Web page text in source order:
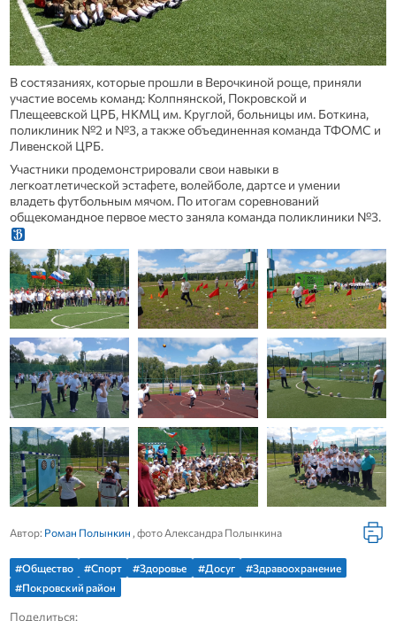
В состязаниях, которые прошли в Верочкиной роще, приняли
участие восемь команд: Колпнянской, Покровской и
Плещеевской ЦРБ, НКМЦ им. Круглой, больницы им. Боткина,
поликлиник №2 и №3, а также объединенная команда ТФОМС и
Ливенской ЦРБ.
Участники продемонстрировали свои навыки в
легкоатлетической эстафете, волейболе, дартсе и умении
владеть футбольным мячом. По итогам соревнований
общекомандное первое место заняла команда поликлиники №3.
Автор: Роман Полынкин , фото Александра Полынкина
#Общество #Спорт #Здоровье #Досуг
#Здравоохранение
#Покровский район
Поделиться: